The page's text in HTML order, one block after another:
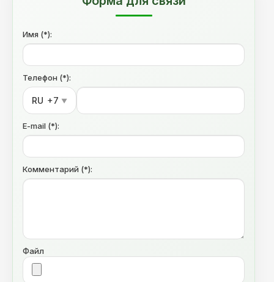
Имя (*):
Телефон (*):
RU +7 ▼
E-mail (*):
Комментарий (*):
Файл